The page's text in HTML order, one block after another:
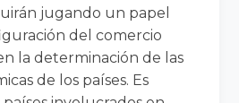
jugando un papel
del comercio
la determinación de las
de los países. Es